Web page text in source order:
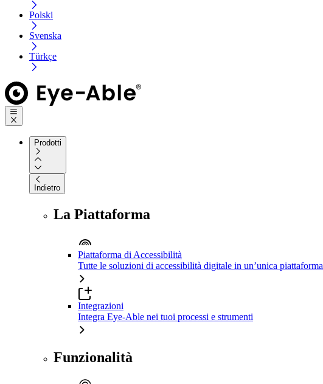
Polski
Svenska
Türkçe
Prodotti
Indietro
La Piattaforma
Piattaforma di Accessibilità
Tutte le soluzioni di accessibilità digitale in un’unica piattaforma
Integrazioni
Integra Eye-Able nei tuoi processi e strumenti
Funzionalità